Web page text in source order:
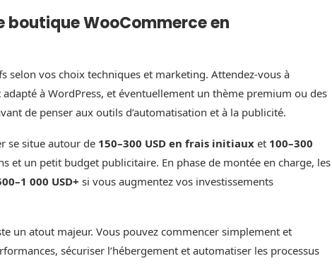
boutique WooCommerce en
selon vos choix techniques et marketing. Attendez-vous à
à WordPress, et éventuellement un thème premium ou des
de penser aux outils d’automatisation et à la publicité.
se situe autour de 150–300 USD en frais initiaux et 100–300
et un petit budget publicitaire. En phase de montée en charge, les
000 USD+ si vous augmentez vos investissements
un atout majeur. Vous pouvez commencer simplement et
sécuriser l’hébergement et automatiser les processus